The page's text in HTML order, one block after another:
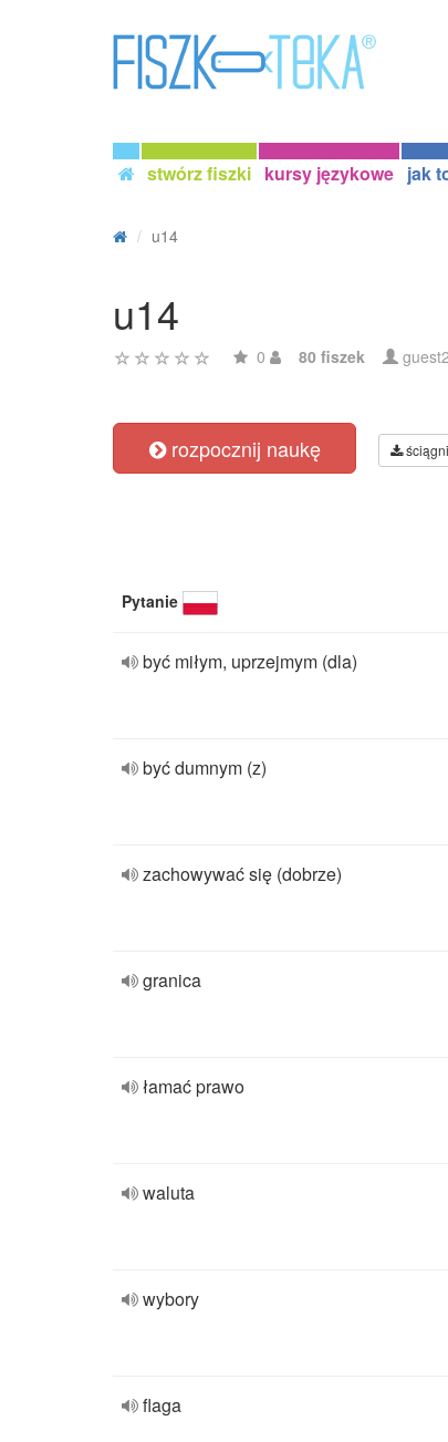
stwórz fiszki kursy językowe jak
u14
u14
0 80 fiszek
rozpocznij naukę
Pytanie
być miłym, uprzejmym (dla)
być dumnym (z)
zachowywać się (dobrze)
granica
łamać prawo
waluta
wybory
flaga